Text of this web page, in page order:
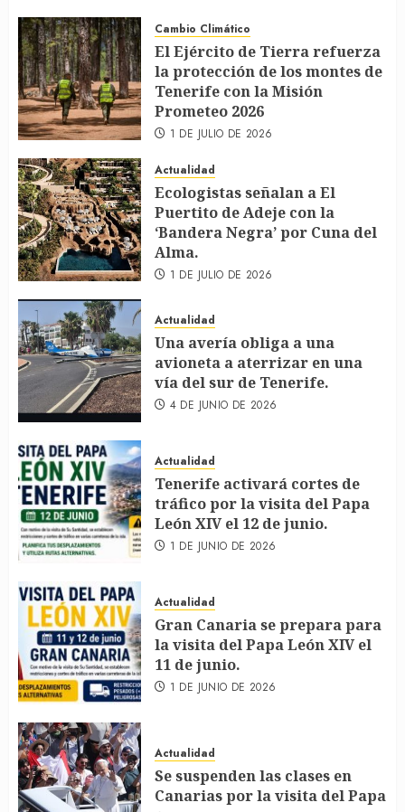
Cambio Climático
El Ejército de Tierra refuerza
la protección de los montes de
Tenerife con la Misión
Prometeo 2026
1 DE JULIO DE 2026
Actualidad
Ecologistas señalan a El
Puertito de Adeje con la
‘Bandera Negra’ por Cuna del
Alma.
1 DE JULIO DE 2026
Actualidad
Una avería obliga a una
avioneta a aterrizar en una
vía del sur de Tenerife.
4 DE JUNIO DE 2026
Actualidad
Tenerife activará cortes de
tráfico por la visita del Papa
León XIV el 12 de junio.
1 DE JUNIO DE 2026
Actualidad
Gran Canaria se prepara para
la visita del Papa León XIV el
11 de junio.
1 DE JUNIO DE 2026
Actualidad
Se suspenden las clases en
Canarias por la visita del Papa